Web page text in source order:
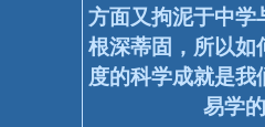
方面又拘泥于中学
根深蒂固，所以如
度的科学成就是我
易学